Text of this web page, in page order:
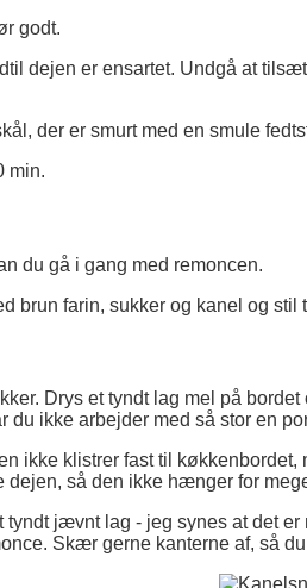
godt.
dejen er ensartet. Undgå at
der er smurt med en smule
min.
du gå i gang med remoncen.
brun farin, sukker og kanel og
Drys et tyndt lag mel på
du ikke arbejder med så stor en
ikke klistrer fast til
dejen, så den ikke hænger for
tyndt jævnt lag - jeg synes at det
Skær gerne kanterne af, så